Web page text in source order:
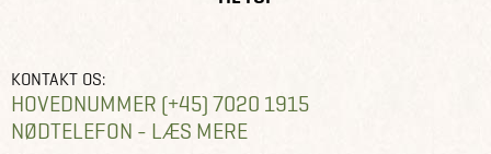
KONTAKT OS:
HOVEDNUMMER (+45) 7020 1915
NØDTELEFON - LÆS MERE